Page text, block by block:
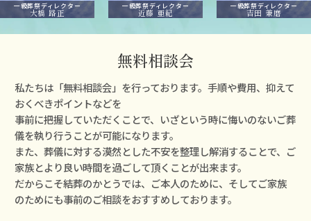
一級葬祭ディレクター
大橋 路正
一級葬祭ディレクター
近藤 亜紀
一級葬祭ディレクター
吉田 兼磨
無料相談会
私たちは「無料相談会」を⾏っております。⼿順や費⽤、抑えて
おくべきポイントなどを
事前に把握していただくことで、いざという時に悔いのないご葬
儀を執り⾏うことが可能になります。
また、葬儀に対する漠然とした不安を整理し解消することで、ご
家族とより良い時間を過ごして頂くことが出来ます。
だからこそ結葬のかとうでは、ご本⼈のために、そしてご家族
のためにも事前のご相談をおすすめしております。